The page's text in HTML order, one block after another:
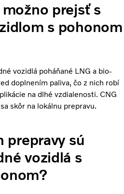
prejsť s
s pohonom
vozidlá poháňané LNG a bio-
doplnením paliva, čo z nich robí
na dlhé vzdialenosti. CNG
skôr na lokálnu prepravu.
prepravy sú
vozidlá s